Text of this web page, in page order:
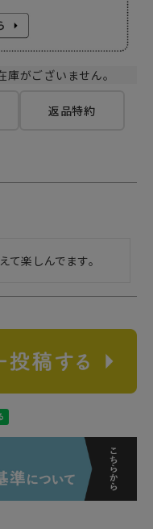
がございません。
返品特約
て楽しんでます。